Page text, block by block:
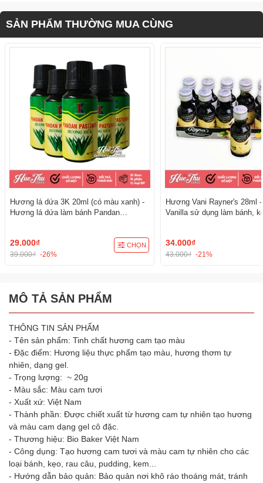
SẢN PHẨM THƯỜNG MUA CÙNG
Hương lá dứa 3K 20ml (có màu xanh) -
Hương lá dứa làm bánh Pandan
29.000₫
39.000₫ -26%
CHỌN
Hương Vani Rayner's 28ml
Vanilla sử dụng làm bánh,
34.000₫
43.000₫ -21%
MÔ TẢ SẢN PHẨM
THÔNG TIN SẢN PHẨM
- Tên sản phẩm: Tinh chất hương cam tạo màu
- Đặc điểm: Hương liệu thực phẩm tạo màu, hương thơm tự
nhiên, dạng gel.
- Trọng lượng: ~ 20g
- Màu sắc: Màu cam tươi
- Xuất xứ: Việt Nam
- Thành phần: Được chiết xuất từ hương cam tự nhiên tạo hương
và màu cam dạng gel cô đặc.
- Thương hiệu: Bio Baker Việt Nam
- Công dụng: Tạo hương cam tươi và màu cam tự nhiên cho các
loại bánh, kẹo, rau câu, pudding, kem...
- Hướng dẫn bảo quản: Bảo quản nơi khô ráo thoáng mát, tránh